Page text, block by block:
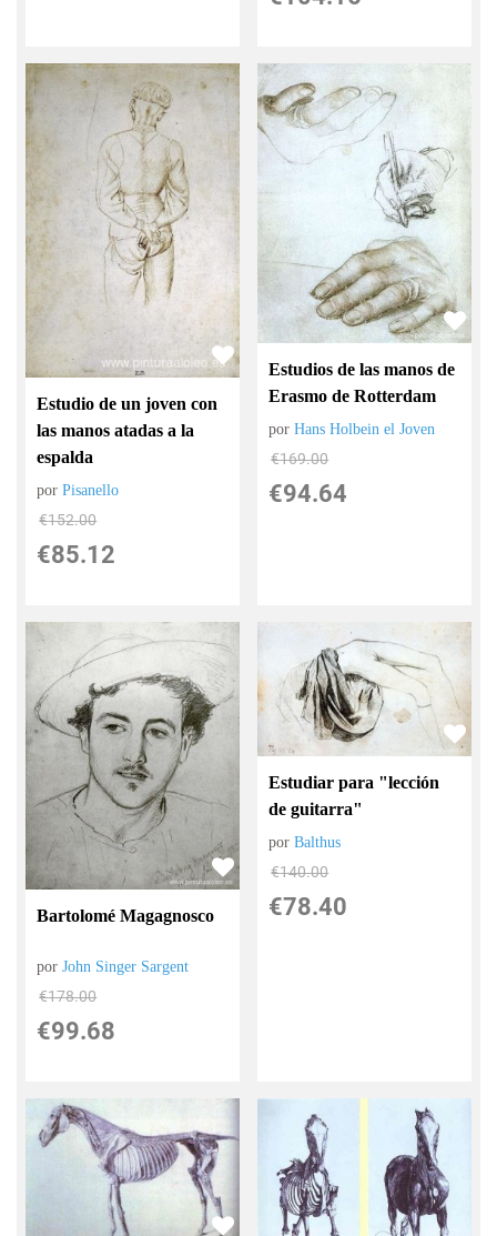
Estudio de un joven con
las manos atadas a la
espalda
porPisanello
€152.00
€85.12
Estudios de las manos de
Erasmo de Rotterdam
porHans Holbein el Joven
€169.00
€94.64
Bartolomé Magagnosco
porJohn Singer Sargent
€178.00
€99.68
Estudiar para "lección
de guitarra"
porBalthus
€140.00
€78.40